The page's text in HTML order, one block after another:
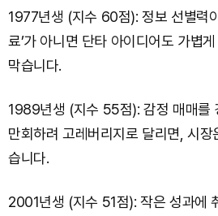
1977년생 (지수 60점): 정보 선별력
료’가 아니면 단타 아이디어도 가볍
막습니다.
1989년생 (지수 55점): 감정 매매를
만회하려 고레버리지로 달리면, 시
습니다.
2001년생 (지수 51점): 작은 성과에